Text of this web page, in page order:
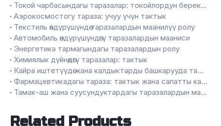
Токой чарбасындагы таразалар: токойлордун берекесин өлчөө
Аэрокосмостогу тараза: учуу үчүн тактык
Текстиль өндүрүшүндө таразалардын маанилүү ролу
Автомобиль өндүрүшүндөгү таразалардын мааниси
Энергетика тармагындагы таразалардын ролу
Химиялык дүйнөдөгү таразалар: тактык
Кайра иштетүүдө жана калдыктарды башкарууда таразалардын ролу
Фармацевтикадагы тараза: тактык жана сапатты камсыз кылуу
Тамак-аш жана суусундуктардагы таразалардын маанисин ачуу
Related Products